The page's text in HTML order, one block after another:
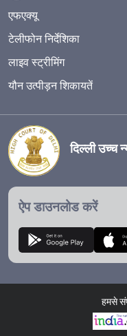
एफएक्यू
टेलीफोन निर्देशिका
लाइव स्ट्रीमिंग
यौन उत्पीड़न शिकायतें
दिल्ली उच्च
ऐप डाउनलोड करें
हमसे